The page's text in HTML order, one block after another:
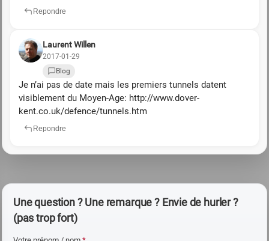
Repondre
Laurent Willen
2017-01-29
Blog
Je n’ai pas de date mais les premiers tunnels datent
visiblement du Moyen-Age: http://www.dover-
kent.co.uk/defence/tunnels.htm
Repondre
Une question ? Une remarque ? Envie de hurler ?
(pas trop fort)